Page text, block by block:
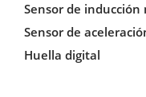
Sensor de inducción
Sensor de
Huella digital